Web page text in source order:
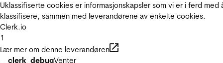
Uklassifiserte cookies er informasjonskapsler som vi er i ferd med
klassifisere, sammen med leverandørene av enkelte cookies.
Clerk.io
1
Lær mer om denne leverandøren
__clerk_debugVenter